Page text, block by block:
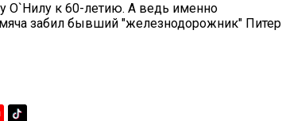
О`Нилу к 60-летию. А ведь именно
забил бывший "железнодорожник" Питер